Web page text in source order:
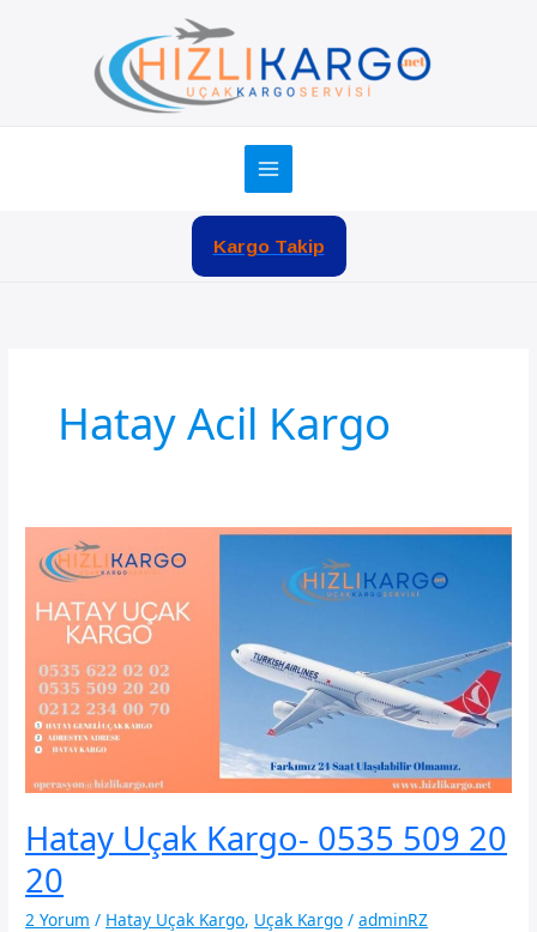
Kargo Takip
Hatay Acil Kargo
Hatay Uçak Kargo- 0535 509 20
20
2 Yorum / Hatay Uçak Kargo, Uçak Kargo /adminRZ